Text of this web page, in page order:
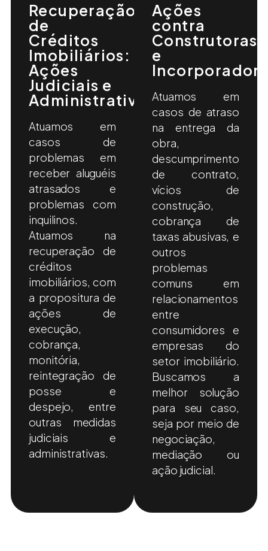
Recuperação
de
Créditos
Imobiliários:
Ações
Judiciais e
Administrativas
Atuamos em
casos de
problemas em
receber aluguéis
atrasados e
problemas com
inquilinos.
Atuamos na
recuperação de
créditos
imobiliários, com
a propositura de
ações de
execução,
cobrança,
monitória,
reintegração de
posse e
despejo, entre
outras medidas
judiciais e
administrativas.
Ações
contra
Construtoras
e
Atuamos em
casos de atraso
na entrega da
obra,
descumprimento
de contrato,
vícios de
construção,
cobrança de
taxas abusivas, e
outros
problemas
comuns em
relacionamentos
entre
consumidores e
empresas do
setor imobiliário.
Buscamos a
melhor solução
para seu caso,
seja por meio de
negociação,
mediação ou
ação judicial.